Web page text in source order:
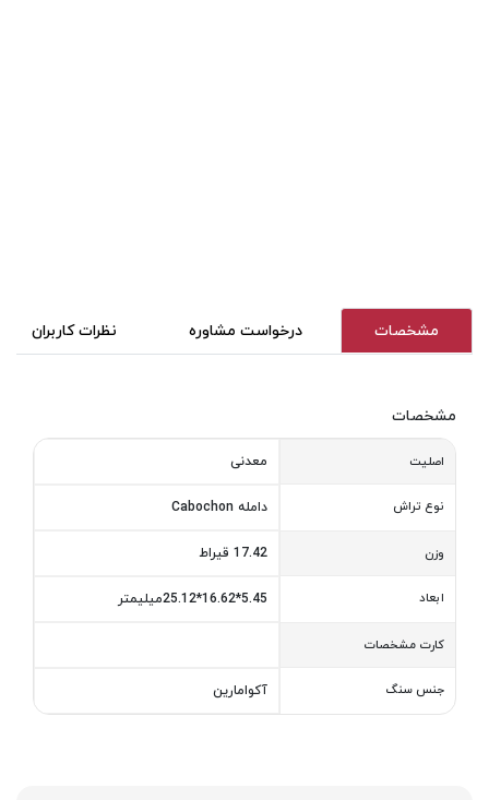
مشخصات درخواست مشاوره نظرات کاربران
مشخصات
اصلیت معدنی
نوع تراش دامله Cabochon
وزن 17.42 قیراط
ابعاد 5.45*16.62*25.12میلیمتر
کارت مشخصات
جنس سنگ آکوامارین